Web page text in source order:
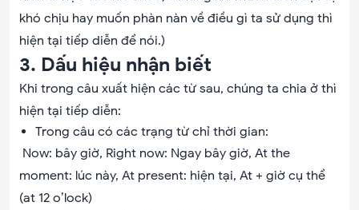
khó chịu hay muốn phàn nàn về điều gì ta sử dụng thì
hiện tại tiếp diễn để nói.)
3. Dấu hiệu nhận biết
Khi trong câu xuất hiện các từ sau, chúng ta chia ở thì
hiện tại tiếp diễn:
Trong câu có các trạng từ chỉ thời gian:
Now: bây giờ, Right now: Ngay bây giờ, At the
moment: lúc này, At present: hiện tại, At + giờ cụ thể
(at 12 o’lock)